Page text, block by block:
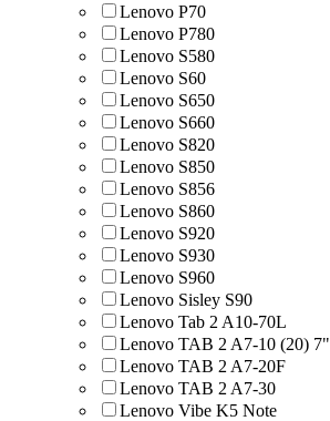
Lenovo P70
Lenovo P780
Lenovo S580
Lenovo S60
Lenovo S650
Lenovo S660
Lenovo S820
Lenovo S850
Lenovo S856
Lenovo S860
Lenovo S920
Lenovo S930
Lenovo S960
Lenovo Sisley S90
Lenovo Tab 2 A10-70L
Lenovo TAB 2 A7-10 (20) 7"
Lenovo TAB 2 A7-20F
Lenovo TAB 2 A7-30
Lenovo Vibe K5 Note